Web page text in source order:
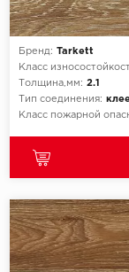
Бренд: Tarkett
Класс
Толщина,мм: 2.1
Тип соединения:
Класс пожарной